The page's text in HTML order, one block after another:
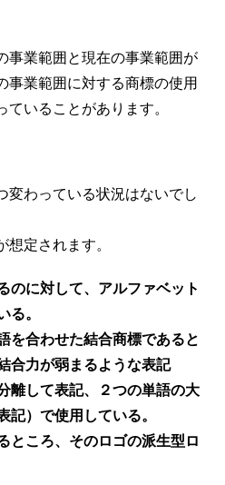
業範囲と現在の事業範囲が
事業範囲に対する商標の使用
いることがあります。
わっている状況はないでし
定されます。
のに対して、アルファベット
る。
を合わせた結合商標であると
合力が弱まるような表記
離して表記、２つの単語の大
記）で使用している。
ところ、そのロゴの派生型ロ